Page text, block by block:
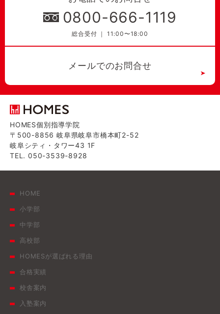
0800-666-1119
総合受付 ｜ 11:00〜18:00
メールでのお問合せ
HOMES個別指導学院
〒500-8856 岐阜県岐阜市橋本町2-52
岐阜シティ・タワー43 1F
TEL. 050-3539-8928
HOME
小学部
中学部
高校部
HOMESが選ばれる理由
合格実績
校舎案内
入塾案内